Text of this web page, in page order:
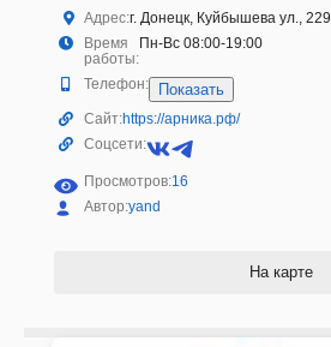
Адрес:г. Донецк, Куйбышева ул., 229
Время
работы:
Пн-Вс 08:00-19:00
Телефон: Показать
Сайт:https://арника.рф/
Соцсети:
Просмотров:16
Автор:yand
На карте